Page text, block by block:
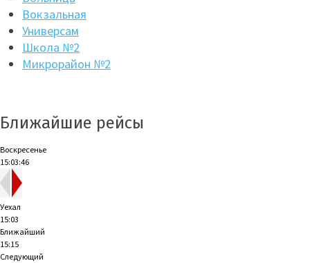
Вокзальная
Универсам
Школа №2
Микрорайон №2
Ближайшие рейсы
Воскресенье
15:03:46
Уехал
15:03
Ближайший
15:15
Следующий